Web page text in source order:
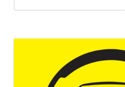
nach: